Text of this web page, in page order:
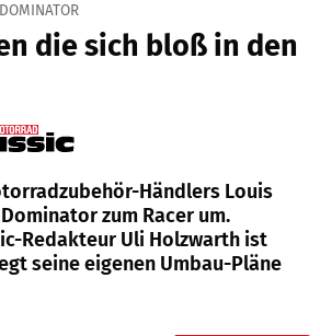
die sich bloß in den
Händlers Louis
zum Racer um.
Redakteur Uli Holzwarth ist
seine eigenen Umbau-Pläne